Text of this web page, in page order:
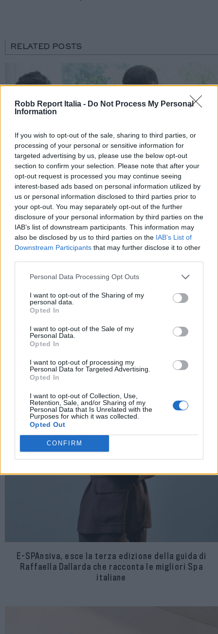
Robb Report Italia - Do Not Process My Personal
Information
If you wish to opt-out of the sale, sharing to third parties, or
processing of your personal or sensitive information for
targeted advertising by us, please use the below opt-out
section to confirm your selection. Please note that after your
opt-out request is processed you may continue seeing
interest-based ads based on personal information utilized by
us or personal information disclosed to third parties prior to
your opt-out. You may separately opt-out of the further
disclosure of your personal information by third parties on the
IAB’s list of downstream participants. This information may
also be disclosed by us to third parties on the IAB’s List of
Downstream Participants that may further disclose it to other
Personal Data Processing Opt Outs
I want to opt-out of the Sharing of my
personal data.
Opted In
I want to opt-out of the Sale of my
Personal Data.
Opted In
I want to opt-out of processing my
Personal Data for Targeted Advertising.
Opted In
I want to opt-out of Collection, Use,
Retention, Sale, and/or Sharing of my
Personal Data that Is Unrelated with the
Purposes for which it was collected.
Opted Out
CONFIRM
RELATED POSTS
documentario Icon(S)
E-SPAnsiva, esce la terza edizione della guida di
Raffaella Dallarda che racconta le migliori Spa
italiane